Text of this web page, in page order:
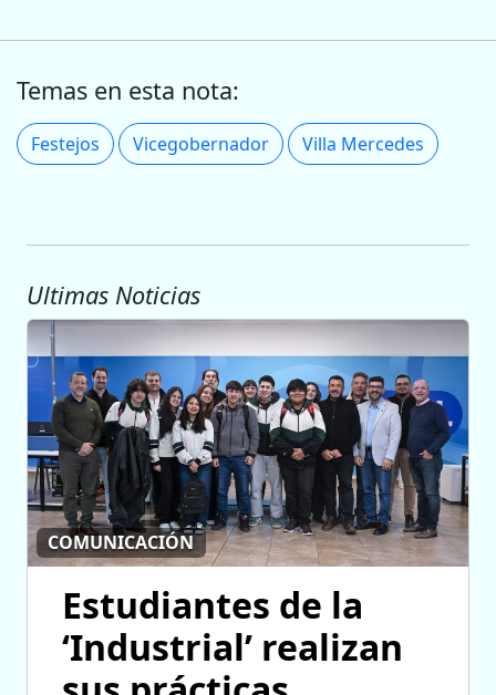
Temas en esta nota:
Festejos Vicegobernador Villa Mercedes
Ultimas Noticias
COMUNICACIÓN
Estudiantes de la
‘Industrial’ realizan